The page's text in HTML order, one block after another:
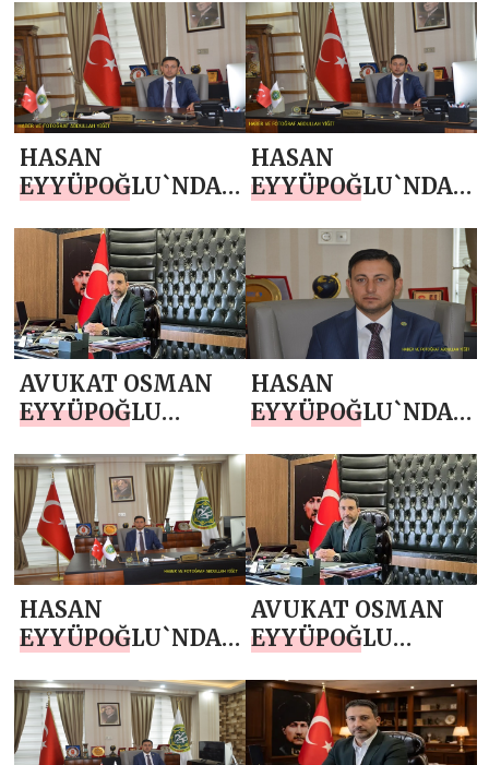
MESAJI
ATATÜRK’Ü
ANMA, GENÇLİK
VE SPOR BAYRAMI
MESAJI
HASAN
EYYÜPOĞLU`NDAN
ATATÜRK’Ü
ANMA, GENÇLİK
VE SPOR BAYRAMI
MESAJI
HASAN
EYYÜPOĞLU`NDAN
ÇİFTÇİLER GÜNÜ
MESAJI
AVUKAT OSMAN
EYYÜPOĞLU
GÜNÜ MESAJI
HASAN
EYYÜPOĞLU`NDAN
MESAJI
HASAN
EYYÜPOĞLU`NDAN
DAYANIŞMA GÜNÜ
KUTLAMA MESAJI
AVUKAT OSMAN
EYYÜPOĞLU
MESAJI